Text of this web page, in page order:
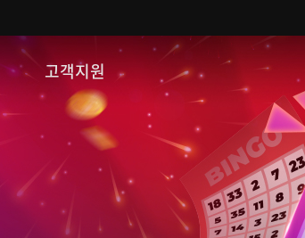
고객지원
FAQ
쿠폰등록